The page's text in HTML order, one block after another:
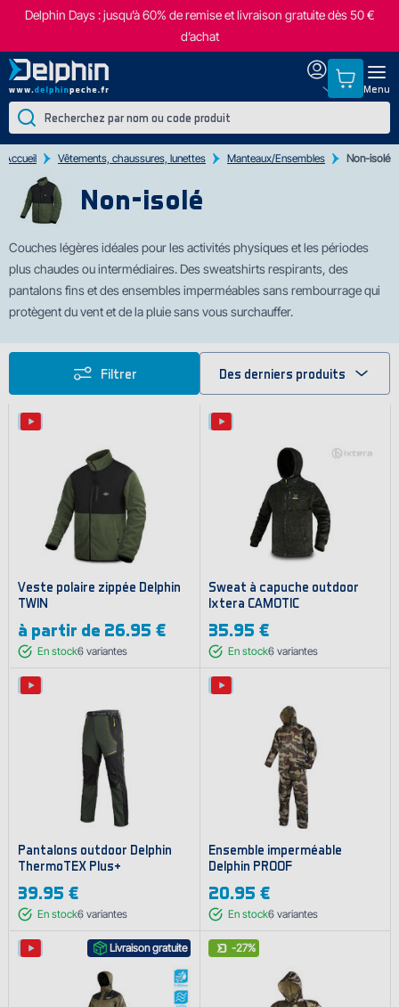
Delphin Days : jusqu’à 60% de remise et livraison gratuite dès 50 €
d’achat
Menu
Accueil Vêtements, chaussures, lunettes Manteaux/Ensembles Non-isolé
Non-isolé
Couches légères idéales pour les activités physiques et les périodes
plus chaudes ou intermédiaires. Des sweatshirts respirants, des
pantalons fins et des ensembles imperméables sans rembourrage qui
protègent du vent et de la pluie sans vous surchauffer.
Filtrer Des derniers produits
Veste polaire zippée Delphin
TWIN
à partir de 26.95 €
En stock6 variantes
Sweat à capuche outdoor
Ixtera CAMOTIC
35.95 €
En stock6 variantes
Pantalons outdoor Delphin
ThermoTEX Plus+
39.95 €
En stock6 variantes
Ensemble imperméable
Delphin PROOF
20.95 €
En stock6 variantes
Livraison gratuite -27%